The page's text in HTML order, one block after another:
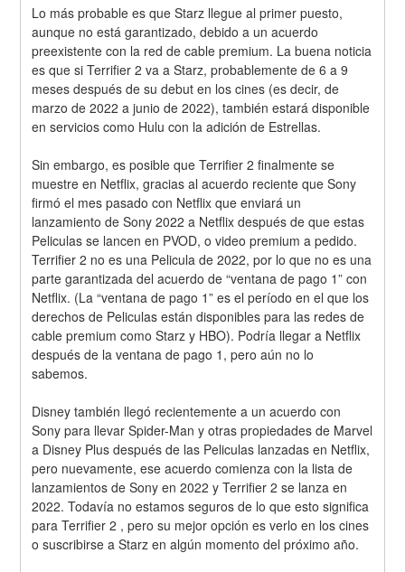
Lo más probable es que Starz llegue al primer puesto,
aunque no está garantizado, debido a un acuerdo
preexistente con la red de cable premium. La buena noticia
es que si Terrifier 2 va a Starz, probablemente de 6 a 9
meses después de su debut en los cines (es decir, de
marzo de 2022 a junio de 2022), también estará disponible
en servicios como Hulu con la adición de Estrellas.
Sin embargo, es posible que Terrifier 2 finalmente se
muestre en Netflix, gracias al acuerdo reciente que Sony
firmó el mes pasado con Netflix que enviará un
lanzamiento de Sony 2022 a Netflix después de que estas
Peliculas se lancen en PVOD, o video premium a pedido.
Terrifier 2 no es una Pelicula de 2022, por lo que no es una
parte garantizada del acuerdo de “ventana de pago 1” con
Netflix. (La “ventana de pago 1” es el período en el que los
derechos de Peliculas están disponibles para las redes de
cable premium como Starz y HBO). Podría llegar a Netflix
después de la ventana de pago 1, pero aún no lo
sabemos.
Disney también llegó recientemente a un acuerdo con
Sony para llevar Spider-Man y otras propiedades de Marvel
a Disney Plus después de las Peliculas lanzadas en Netflix,
pero nuevamente, ese acuerdo comienza con la lista de
lanzamientos de Sony en 2022 y Terrifier 2 se lanza en
2022. Todavía no estamos seguros de lo que esto significa
para Terrifier 2 , pero su mejor opción es verlo en los cines
o suscribirse a Starz en algún momento del próximo año.